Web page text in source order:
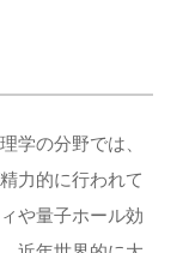
学の分野では、
力的に行われて
や量子ホール効